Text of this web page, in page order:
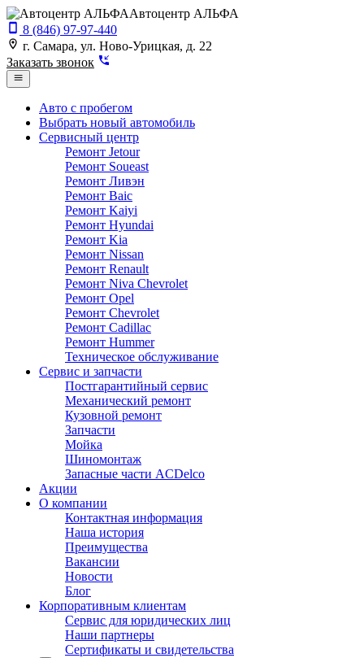
Автоцентр АЛЬФА
8 (846) 97-97-440
г. Самара, ул. Ново-Урицкая, д. 22
Заказать звонок
Авто с пробегом
Выбрать новый автомобиль
Сервисный центр
Ремонт Jetour
Ремонт Soueast
Ремонт Ливэн
Ремонт Baic
Ремонт Kaiyi
Ремонт Hyundai
Ремонт Kia
Ремонт Nissan
Ремонт Renault
Ремонт Niva Chevrolet
Ремонт Opel
Ремонт Chevrolet
Ремонт Cadillac
Ремонт Hummer
Техническое обслуживание
Сервис и запчасти
Постгарантийный сервис
Механический ремонт
Кузовной ремонт
Запчасти
Мойка
Шиномонтаж
Запасные части ACDelco
Акции
О компании
Контактная информация
Наша история
Преимущества
Вакансии
Новости
Блог
Корпоративным клиентам
Сервис для юридических лиц
Наши партнеры
Сертификаты и свидетельства